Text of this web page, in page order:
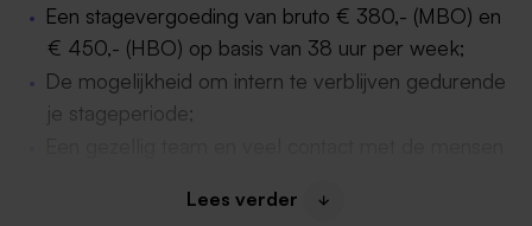
Een stagevergoeding van bruto € 380,- (MBO) en
€ 450,- (HBO) op basis van 38 uur per week;
De mogelijkheid om intern te verblijven gedurende
je stageperiode;
Een stabiele en veilige werkplek;
Lees verder